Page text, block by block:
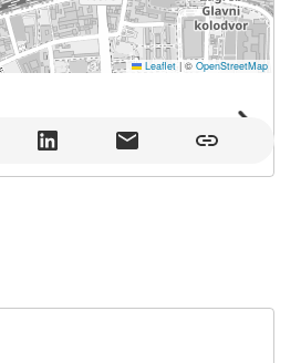
Leaflet |© OpenStreetMap